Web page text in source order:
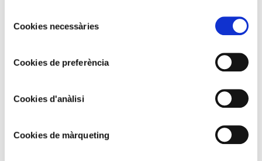
deCookies necessàries
Cookies de preferència
Cookies d'anàlisi
Cookies de màrqueting
artístiques i industrials i va ser un referent important i que
va influir en pintors i en el seu entorn. Es convocava un
l’Acadèmia de Belles Arts de Sant Jordi, per a pintures de
Any 1891
172x101 cm